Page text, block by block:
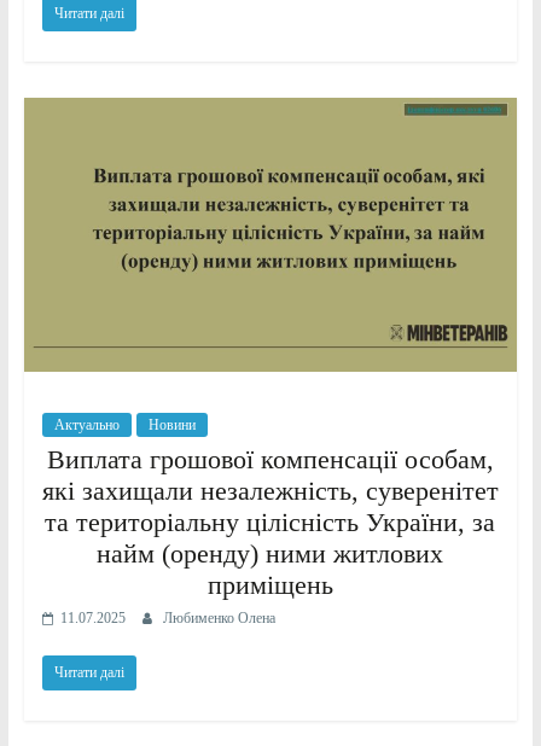
Читати далі
Актуально Новини
Виплата грошової компенсації особам,
які захищали незалежність, суверенітет
та територіальну цілісність України, за
найм (оренду) ними житлових
приміщень
11.07.2025 Любименко Олена
Читати далі